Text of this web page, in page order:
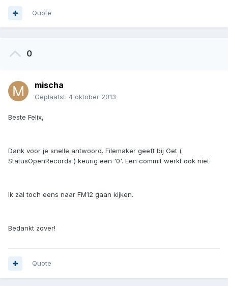
Quote
0
mischa
Geplaatst: 4 oktober 2013
Beste Felix,
Dank voor je snelle antwoord. Filemaker geeft bij Get (
StatusOpenRecords ) keurig een '0'. Een commit werkt ook niet.
Ik zal toch eens naar FM12 gaan kijken.
Bedankt zover!
Quote